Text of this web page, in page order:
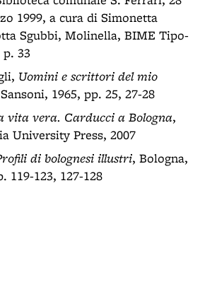
1999, a cura di Simonetta
Sgubbi, Molinella, BIME Tipo-
33
Uomini e scrittori del mio
1965, pp. 25, 27-28
vita vera. Carducci a Bologna,
University Press, 2007
di bolognesi illustri, Bologna,
119-123, 127-128